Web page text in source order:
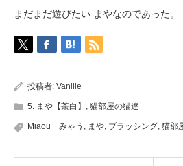
まだまだ遊びたい まやなのであった。
投稿者: Vanille
5. まや【茶白】 , 猫部屋の猫達
Miaou みゃう , まや, ブラッシング, 猫部